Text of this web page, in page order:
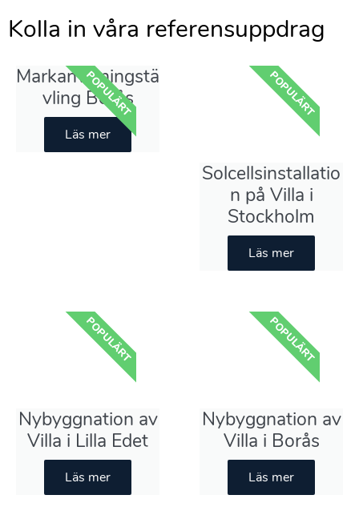
Kolla in våra referensuppdrag
Markanvisningstä
vling Borås
Läs mer
POPULÄRT
Solcellsinstallatio
n på Villa i
Stockholm
Läs mer
POPULÄRT
Nybyggnation av
Villa i Lilla Edet
Läs mer
POPULÄRT
Nybyggnation av
Villa i Borås
Läs mer
POPULÄRT